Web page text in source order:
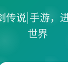
传说|手游，
世界